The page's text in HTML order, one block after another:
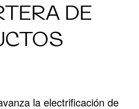
DE
la electrificación de